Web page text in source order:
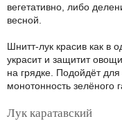
вегетативно, либо
весной.
Шнитт-лук красив как в
украсит и защитит
на грядке. Подойдёт
монотонность зелёного
Лук каратавский